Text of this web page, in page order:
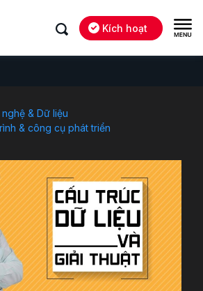
Kích hoạt
& Dữ liệu
& công cụ phát triển